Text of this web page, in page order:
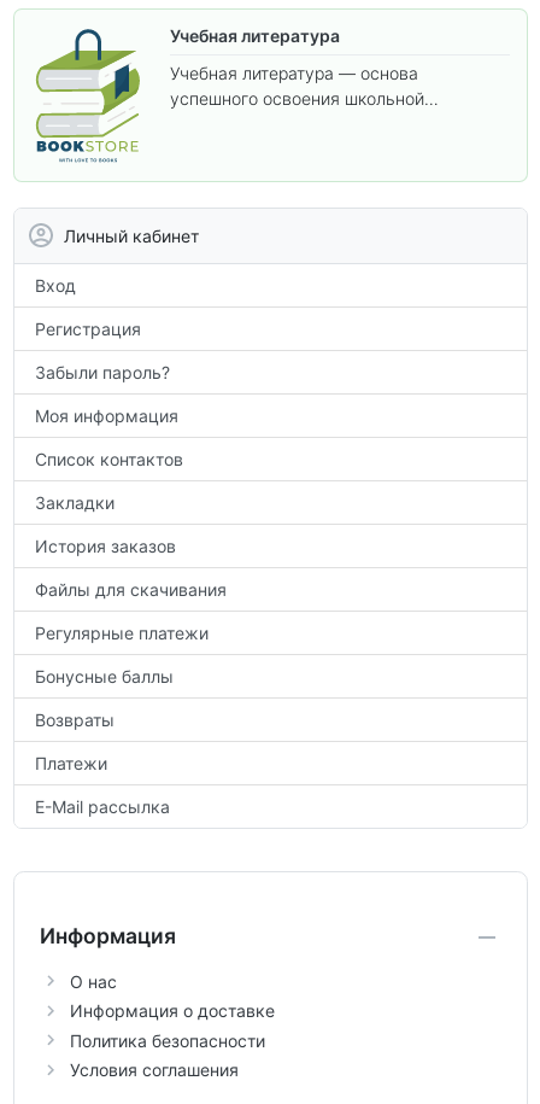
Учебная литература
Учебная литература — основа
успешного освоения школьной
по предметам.
Личный кабинет
Вход
Регистрация
Забыли пароль?
Моя информация
Список контактов
Закладки
История заказов
Файлы для скачивания
Регулярные платежи
Бонусные баллы
Возвраты
Платежи
E-Mail рассылка
Информация
О нас
Информация о доставке
Политика безопасности
Условия соглашения